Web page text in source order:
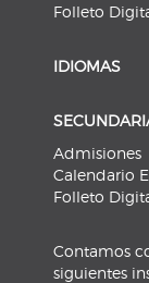
Folleto
IDIOMAS
Admisiones
Calendario
Folleto
Contamos
siguientes